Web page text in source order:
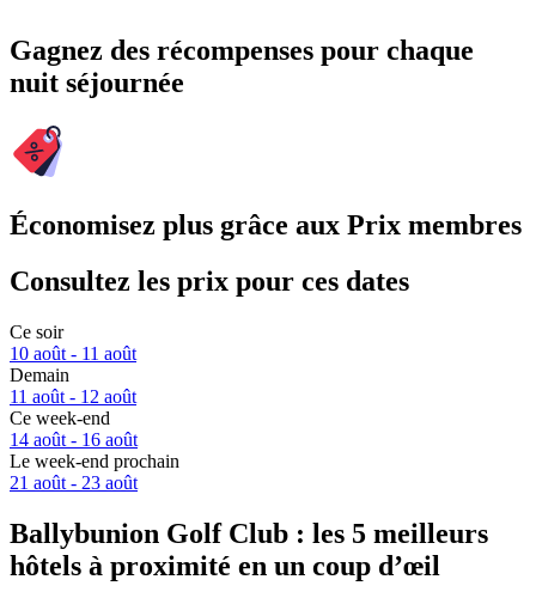
Gagnez des récompenses pour chaque
nuit séjournée
Économisez plus grâce aux Prix membres
Consultez les prix pour ces dates
Ce soir
10 août - 11 août
Demain
11 août - 12 août
Ce week-end
14 août - 16 août
Le week-end prochain
21 août - 23 août
Ballybunion Golf Club : les 5 meilleurs
hôtels à proximité en un coup d’œil